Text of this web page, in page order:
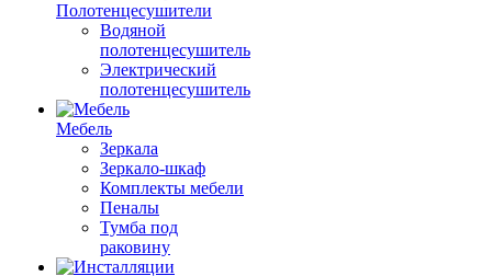
Полотенцесушители
Водяной
полотенцесушитель
Электрический
полотенцесушитель
Мебель
Зеркала
Зеркало-шкаф
Комплекты мебели
Пеналы
Тумба под
раковину